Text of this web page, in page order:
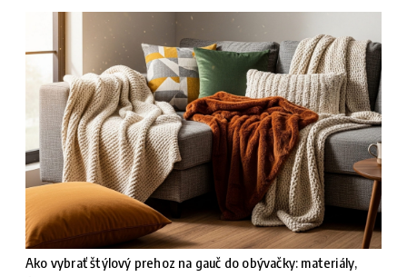
Ako vybrať štýlový prehoz na gauč do obývačky: materiály,